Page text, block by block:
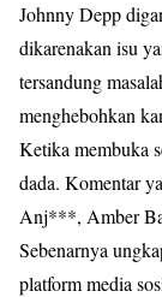
Johnny Depp
dikarenakan isu
tersandung
menghebohkan
Ketika membuka
dada. Komentar
Anj***, Amber
Sebenarnya
platform media